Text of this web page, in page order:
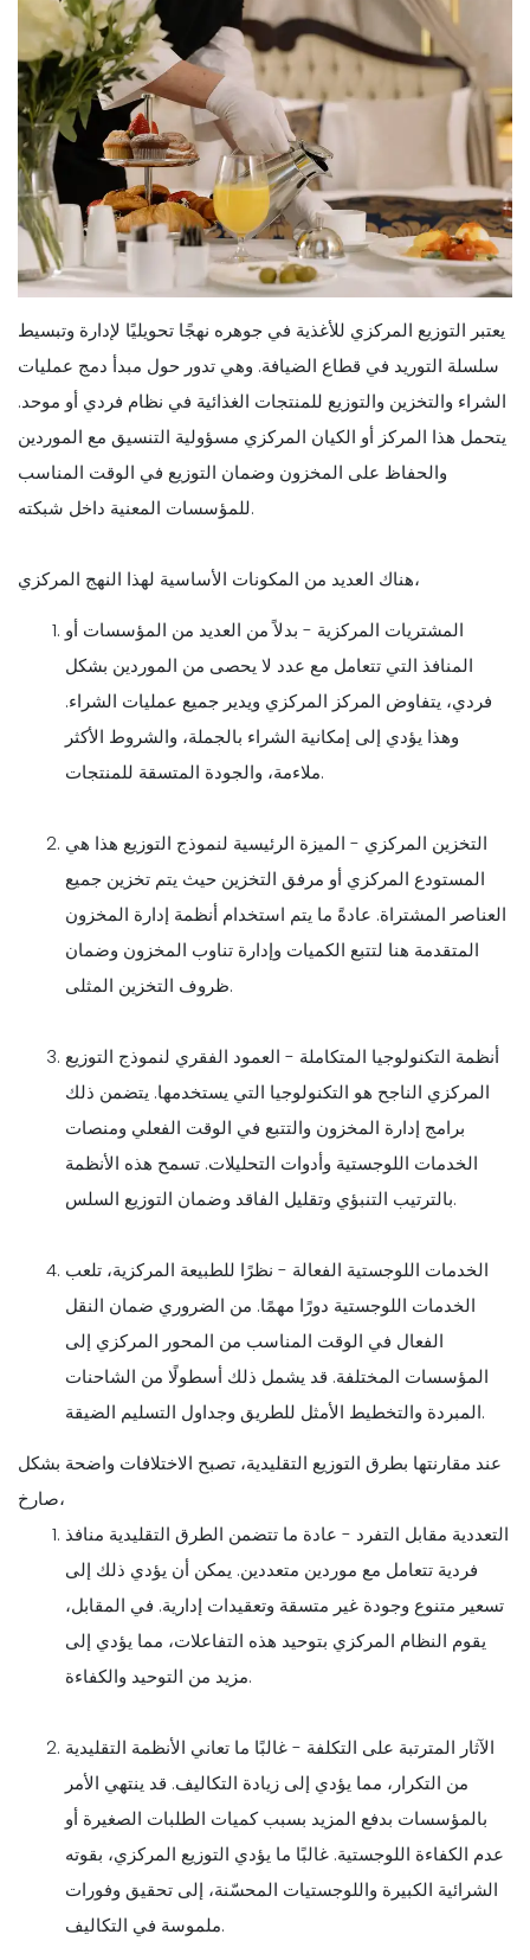
يعتبر التوزيع المركزي للأغذية في جوهره نهجًا تحويليًا لإدارة وتبسيط
سلسلة التوريد في قطاع الضيافة. وهي تدور حول مبدأ دمج عمليات
الشراء والتخزين والتوزيع للمنتجات الغذائية في نظام فردي أو موحد.
يتحمل هذا المركز أو الكيان المركزي مسؤولية التنسيق مع الموردين
والحفاظ على المخزون وضمان التوزيع في الوقت المناسب
للمؤسسات المعنية داخل شبكته.
هناك العديد من المكونات الأساسية لهذا النهج المركزي،
المشتريات المركزية - بدلاً من العديد من المؤسسات أو
المنافذ التي تتعامل مع عدد لا يحصى من الموردين بشكل
فردي، يتفاوض المركز المركزي ويدير جميع عمليات الشراء.
وهذا يؤدي إلى إمكانية الشراء بالجملة، والشروط الأكثر
ملاءمة، والجودة المتسقة للمنتجات.
التخزين المركزي - الميزة الرئيسية لنموذج التوزيع هذا هي
المستودع المركزي أو مرفق التخزين حيث يتم تخزين جميع
العناصر المشتراة. عادةً ما يتم استخدام أنظمة إدارة المخزون
المتقدمة هنا لتتبع الكميات وإدارة تناوب المخزون وضمان
ظروف التخزين المثلى.
أنظمة التكنولوجيا المتكاملة - العمود الفقري لنموذج التوزيع
المركزي الناجح هو التكنولوجيا التي يستخدمها. يتضمن ذلك
برامج إدارة المخزون والتتبع في الوقت الفعلي ومنصات
الخدمات اللوجستية وأدوات التحليلات. تسمح هذه الأنظمة
بالترتيب التنبؤي وتقليل الفاقد وضمان التوزيع السلس.
الخدمات اللوجستية الفعالة - نظرًا للطبيعة المركزية، تلعب
الخدمات اللوجستية دورًا مهمًا. من الضروري ضمان النقل
الفعال في الوقت المناسب من المحور المركزي إلى
المؤسسات المختلفة. قد يشمل ذلك أسطولًا من الشاحنات
المبردة والتخطيط الأمثل للطريق وجداول التسليم الضيقة.
عند مقارنتها بطرق التوزيع التقليدية، تصبح الاختلافات واضحة بشكل
صارخ،
التعددية مقابل التفرد - عادة ما تتضمن الطرق التقليدية منافذ
فردية تتعامل مع موردين متعددين. يمكن أن يؤدي ذلك إلى
تسعير متنوع وجودة غير متسقة وتعقيدات إدارية. في المقابل،
يقوم النظام المركزي بتوحيد هذه التفاعلات، مما يؤدي إلى
مزيد من التوحيد والكفاءة.
الآثار المترتبة على التكلفة - غالبًا ما تعاني الأنظمة التقليدية
من التكرار، مما يؤدي إلى زيادة التكاليف. قد ينتهي الأمر
بالمؤسسات بدفع المزيد بسبب كميات الطلبات الصغيرة أو
عدم الكفاءة اللوجستية. غالبًا ما يؤدي التوزيع المركزي، بقوته
الشرائية الكبيرة واللوجستيات المحسّنة، إلى تحقيق وفورات
ملموسة في التكاليف.